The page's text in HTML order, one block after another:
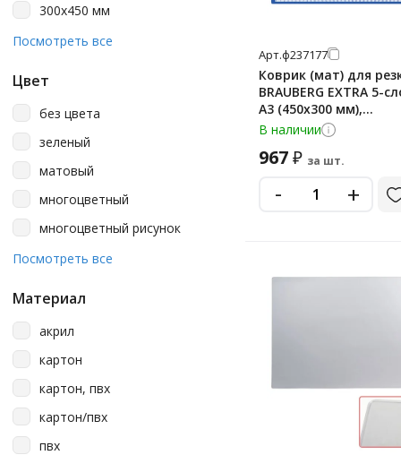
300х450 мм
330х460 мм
420х297 мм
450х600 мм
450х650 мм
475х655 мм
480х650 мм
48х65 см
490х650 мм
50х120 см
550х650 мм
59х38 см
Посмотреть все
Цвет
без цвета
зеленый
матовый
многоцветный
многоцветный рисунок
прозрачный
синий
черный
Посмотреть все
Материал
акрил
картон
картон, пвх
картон/пвх
пвх
Арт.ф237177
Коврик (мат) для
BRAUBERG EXTRA 5-
А3 (450х300 мм),
двусторонний,
мм, синий, 237177
В наличии
967₽ за шт.
- +